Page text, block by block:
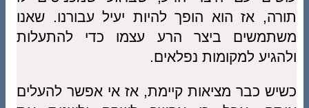
תורה, אז הוא הופך להיות יעיל עבורנו. שאנו
משתמשים ביצר הרע עצמו כדי להתעלות
ולהגיע למקומות נפלאים.
כשיש כבר מציאות קיימת, אז אי אפשר להעלים